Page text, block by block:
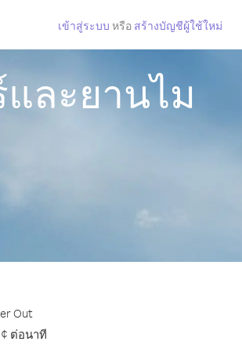
เข้าสู่ระบบ หรือ สร้างบัญชีผู้ใช้ใหม่
ละยานไม
Out
ต่อนาที